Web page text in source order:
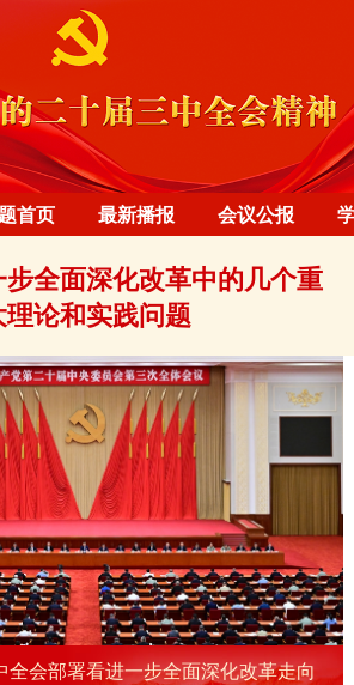
首页 最新播报 会议公报
全面深化改革中的几个重
理论和实践问题
磅纪录片《领航新征程》